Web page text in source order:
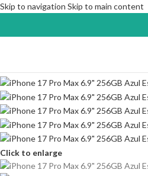
Skip to navigation Skip to main content
Click to enlarge